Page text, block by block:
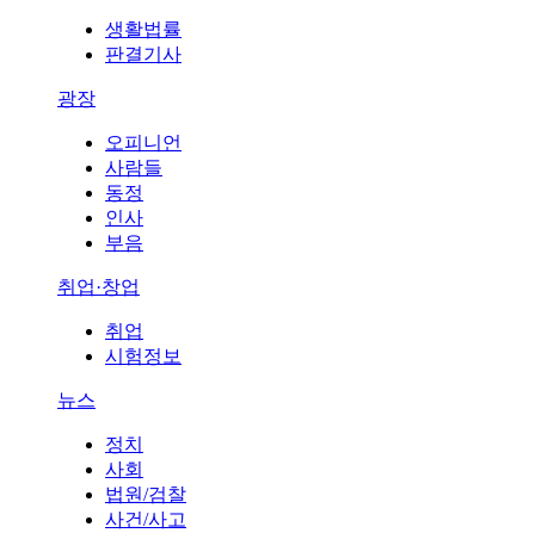
생활법률
판결기사
광장
오피니언
사람들
동정
인사
부음
취업·창업
취업
시험정보
뉴스
정치
사회
법원/검찰
사건/사고